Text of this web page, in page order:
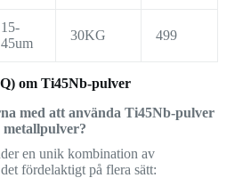
15-
45um
30KG 499
om Ti45Nb-pulver
med att använda Ti45Nb-pulver
en unik kombination av
fördelaktigt på flera sätt: